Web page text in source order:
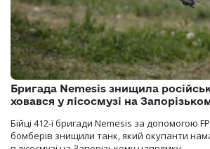
Бригада Nemesis знищила
ховався у лісосмузі на
Бійці 412-ї бригади Nemesis за допомогою
бомберів знищили танк, який окупанти